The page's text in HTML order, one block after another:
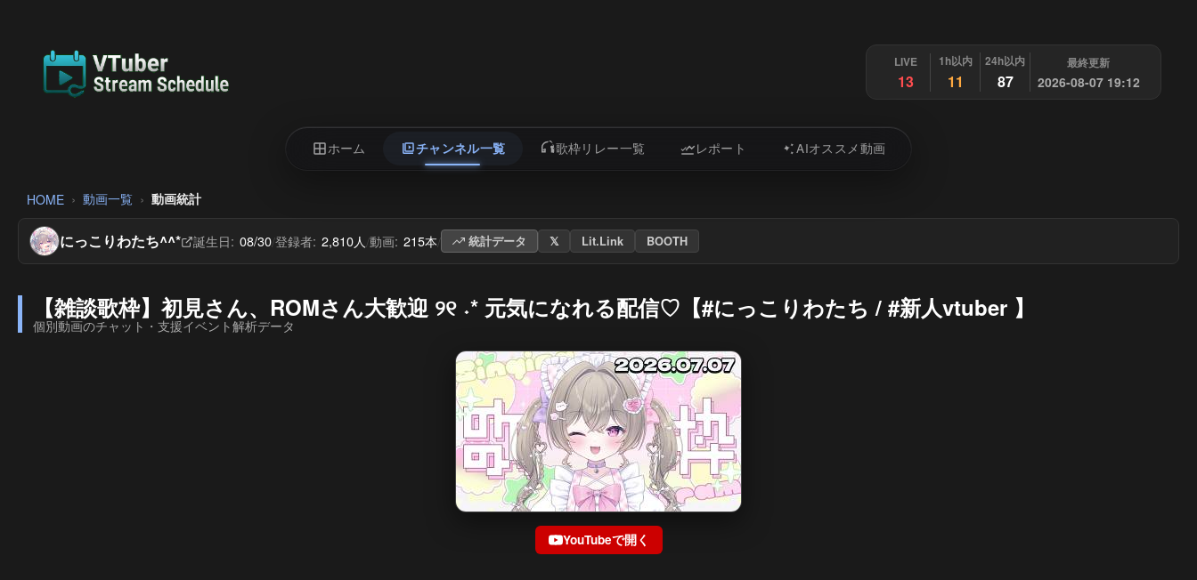
LIVE
13
1h以内
11
24h以内
87
最終更新
2026-08-07 19:12
ホーム チャンネル一覧 歌枠リレー一覧 レポート AIオススメ動画
HOME 動画一覧 動画統計
にっこりわたち^^* 誕生日: 08/30/登録者: 2,810人/動画: 215本/ 統計データ 𝕏 Lit.Link BOOTH
【雑談歌枠】初見さん、ROMさん大歓迎 ୨୧ ˖* 元気になれる配信♡【#にっこりわたち / #新人vtuber 】
個別動画のチャット・支援イベント解析データ
YouTubeで開く